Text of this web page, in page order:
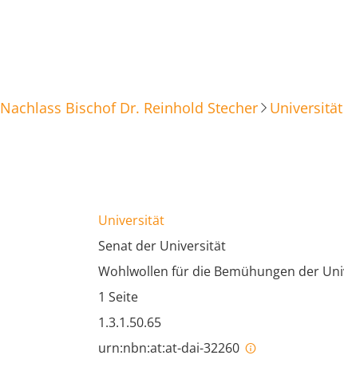
Nachlass Bischof Dr. Reinhold Stecher Universität
Universität
Senat der Universität
Wohlwollen für die Bemühungen der
1 Seite
1.3.1.50.65
urn:nbn:at:at-dai-32260